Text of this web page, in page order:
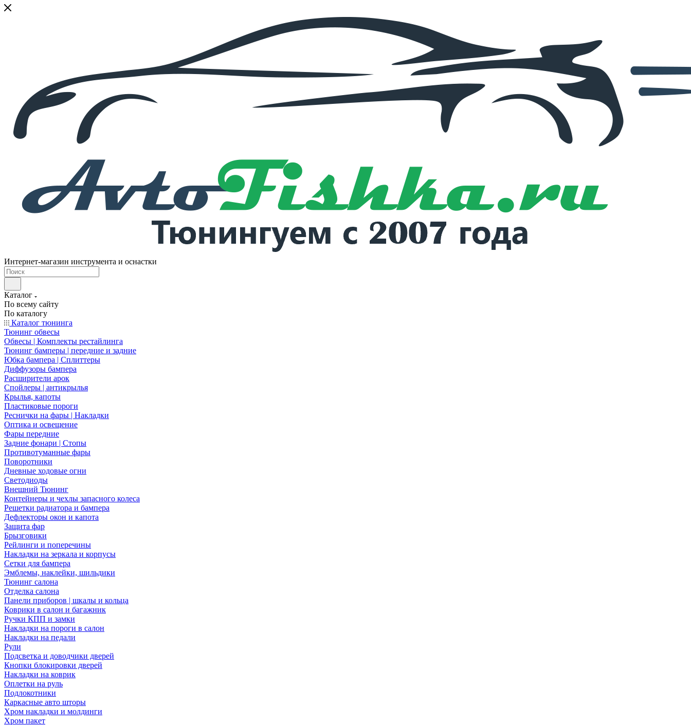
Интернет-магазин инструмента и оснастки
Каталог
По всему сайту
По каталогу
Каталог тюнинга
Тюнинг обвесы
Обвесы | Комплекты рестайлинга
Тюнинг бамперы | передние и задние
Юбка бампера | Сплиттеры
Диффузоры бампера
Расширители арок
Спойлеры | антикрылья
Крылья, капоты
Пластиковые пороги
Реснички на фары | Накладки
Оптика и освещение
Фары передние
Задние фонари | Стопы
Противотуманные фары
Поворотники
Дневные ходовые огни
Светодиоды
Внешний Тюнинг
Контейнеры и чехлы запасного колеса
Решетки радиатора и бампера
Дефлекторы окон и капота
Защита фар
Брызговики
Рейлинги и поперечины
Накладки на зеркала и корпусы
Сетки для бампера
Эмблемы, наклейки, шильдики
Тюнинг салона
Отделка салона
Панели приборов | шкалы и кольца
Коврики в салон и багажник
Ручки КПП и замки
Накладки на пороги в салон
Накладки на педали
Рули
Подсветка и доводчики дверей
Кнопки блокировки дверей
Накладки на коврик
Оплетки на руль
Подлокотники
Каркасные авто шторы
Хром накладки и молдинги
Хром пакет